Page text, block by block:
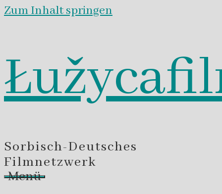
Zum Inhalt springen
Sorbisch-Deutsches
Filmnetzwerk
Menü